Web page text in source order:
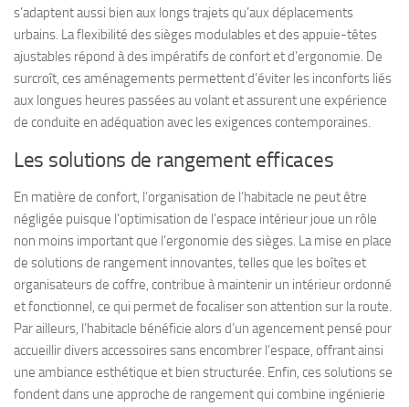
s’adaptent aussi bien aux longs trajets qu’aux déplacements
urbains. La flexibilité des sièges modulables et des appuie-têtes
ajustables répond à des impératifs de confort et d’ergonomie. De
surcroît, ces aménagements permettent d’éviter les inconforts liés
aux longues heures passées au volant et assurent une expérience
de conduite en adéquation avec les exigences contemporaines.
Les solutions de rangement efficaces
En matière de confort, l’organisation de l’habitacle ne peut être
négligée puisque l’optimisation de l’espace intérieur joue un rôle
non moins important que l’ergonomie des sièges. La mise en place
de solutions de rangement innovantes, telles que les boîtes et
organisateurs de coffre, contribue à maintenir un intérieur ordonné
et fonctionnel, ce qui permet de focaliser son attention sur la route.
Par ailleurs, l’habitacle bénéficie alors d’un agencement pensé pour
accueillir divers accessoires sans encombrer l’espace, offrant ainsi
une ambiance esthétique et bien structurée. Enfin, ces solutions se
fondent dans une approche de rangement qui combine ingénierie